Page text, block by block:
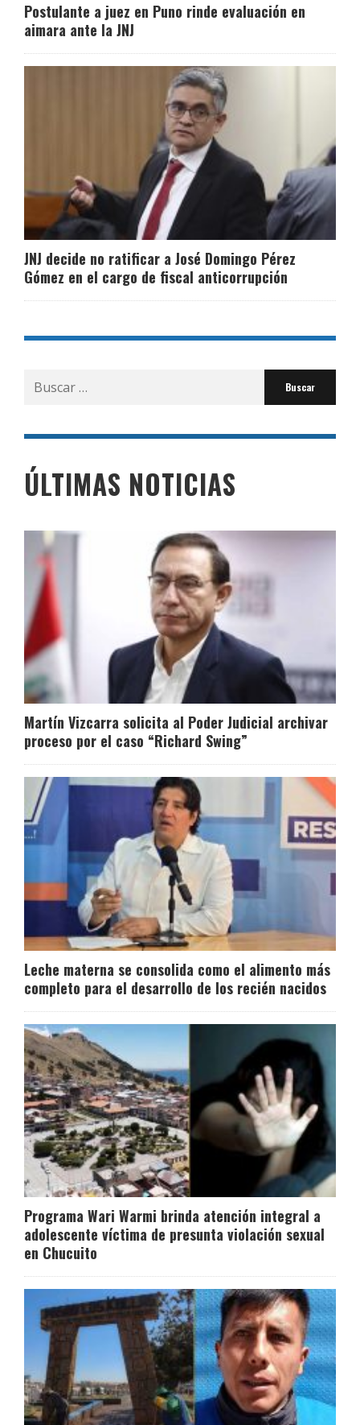
Postulante a juez en Puno rinde evaluación en
aimara ante la JNJ
JNJ decide no ratificar a José Domingo Pérez
Gómez en el cargo de fiscal anticorrupción
Buscar
por:
ÚLTIMAS NOTICIAS
Martín Vizcarra solicita al Poder Judicial archivar
proceso por el caso “Richard Swing”
Leche materna se consolida como el alimento más
completo para el desarrollo de los recién nacidos
Programa Wari Warmi brinda atención integral a
adolescente víctima de presunta violación sexual
en Chucuito